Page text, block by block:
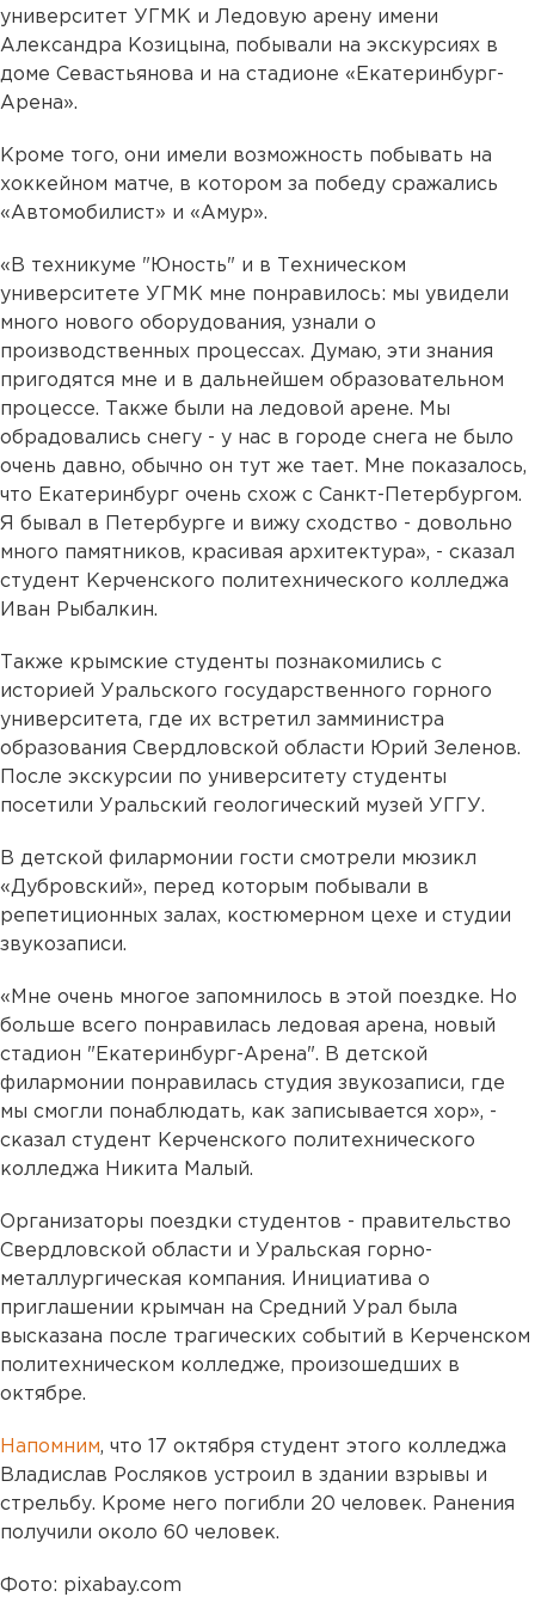
университет УГМК и Ледовую арену имени
Александра Козицына, побывали на экскурсиях в
доме Севастьянова и на стадионе «Екатеринбург-
Арена».
Кроме того, они имели возможность побывать на
хоккейном матче, в котором за победу сражались
«Автомобилист» и «Амур».
«В техникуме "Юность" и в Техническом
университете УГМК мне понравилось: мы увидели
много нового оборудования, узнали о
производственных процессах. Думаю, эти знания
пригодятся мне и в дальнейшем образовательном
процессе. Также были на ледовой арене. Мы
обрадовались снегу - у нас в городе снега не было
очень давно, обычно он тут же тает. Мне показалось,
что Екатеринбург очень схож с Санкт-Петербургом.
Я бывал в Петербурге и вижу сходство - довольно
много памятников, красивая архитектура», - сказал
студент Керченского политехнического колледжа
Иван Рыбалкин.
Также крымские студенты познакомились с
историей Уральского государственного горного
университета, где их встретил замминистра
образования Свердловской области Юрий Зеленов.
После экскурсии по университету студенты
посетили Уральский геологический музей УГГУ.
В детской филармонии гости смотрели мюзикл
«Дубровский», перед которым побывали в
репетиционных залах, костюмерном цехе и студии
звукозаписи.
«Мне очень многое запомнилось в этой поездке. Но
больше всего понравилась ледовая арена, новый
стадион "Екатеринбург-Арена". В детской
филармонии понравилась студия звукозаписи, где
мы смогли понаблюдать, как записывается хор», -
сказал студент Керченского политехнического
колледжа Никита Малый.
Организаторы поездки студентов - правительство
Свердловской области и Уральская горно-
металлургическая компания. Инициатива о
приглашении крымчан на Средний Урал была
высказана после трагических событий в Керченском
политехническом колледже, произошедших в
октябре.
Напомним, что 17 октября студент этого колледжа
Владислав Росляков устроил в здании взрывы и
стрельбу. Кроме него погибли 20 человек. Ранения
получили около 60 человек.
Фото: pixabay.com